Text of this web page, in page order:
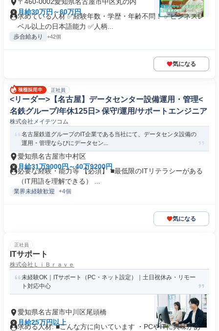
月給30万円～60万円
求めている人材 ✅経験年数・学歴・年齢不問！ ✅ビジネスレ
ベル以上の日本語能力 ✅人柄...
歩合給あり +42個
気になる
正社員
<リーダー>【名古屋】データセンター設備運用・管理<
名鉄グループ/年休125日> 保守/運用/サポートエンジニア
株式会社メイテツコム
名古屋鉄道グループのIT企業である当社にて、データセンタ設備の
運用・管理ならびにデータセン...
愛知県名古屋市中村区
月給31万9000円～40万9200円
必要な経験・能力等 【必須】 ■最低限のITリテラシーがある
（IT用語を理解できる） ...
業界未経験歓迎 +4個
気になる
正社員
ITサポート
株式会社ＬｉＢｒａｖｅ
未経験OK｜ITサポート（PC・ネット設定）｜土日祝休み・リモー
ト対応中心
愛知県名古屋市中川区尾頭橋
月給25万円以上
求める人材: ■こんな方に向いています ・PCやITに興味があ